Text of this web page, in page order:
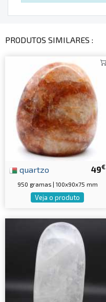
PRODUTOS SIMILARES :
49€
quartzo
950 gramas | 100x90x75 mm
Veja o produto